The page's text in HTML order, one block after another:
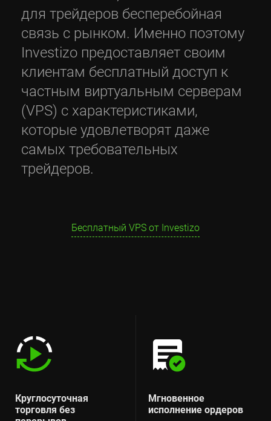
для трейдеров бесперебойная
связь с рынком. Именно поэтому
Investizo предоставляет своим
клиентам бесплатный доступ к
частным виртуальным серверам
(VPS) с характеристиками,
которые удовлетворят даже
самых требовательных
трейдеров.
Бесплатный VPS от Investizo
Круглосуточная
торговля без
Мгновенное
исполнение ордеров